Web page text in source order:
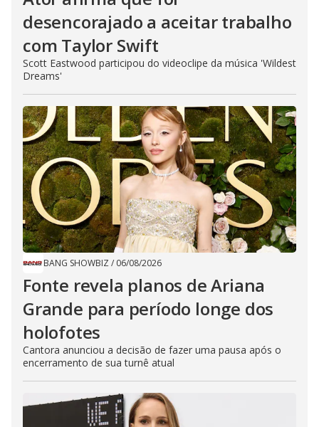
desencorajado a aceitar trabalho
com Taylor Swift
Scott Eastwood participou do videoclipe da música 'Wildest
Dreams'
BANG SHOWBIZ / 06/08/2026
Fonte revela planos de Ariana
Grande para período longe dos
holofotes
Cantora anunciou a decisão de fazer uma pausa após o
encerramento de sua turnê atual